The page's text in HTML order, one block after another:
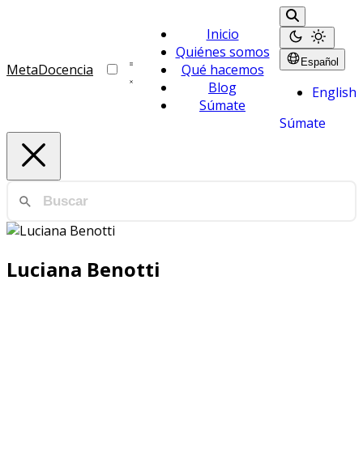
MetaDocencia
Inicio
Quiénes somos
Qué hacemos
Blog
Súmate
Español
English
Súmate
Luciana Benotti